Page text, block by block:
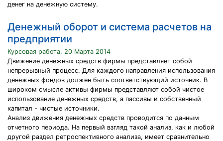
денег на денежную систему.
Денежный оборот и система расчетов на
предприятии
Курсовая работа, 20 Марта 2014
Движение денежных средств фирмы представляет собой
непрерывный процесс. Для каждого направления использования
денежных фондов должен быть соответствующий источник. В
широком смысле активы фирмы представляют собой чистое
использование денежных средств, а пассивы и собственный
капитал - чистые источники.
Анализ движения денежных средств проводится по данным
отчетного периода. На первый взгляд такой анализ, как и любой
другой раздел ретроспективного анализа, имеет сравнительно